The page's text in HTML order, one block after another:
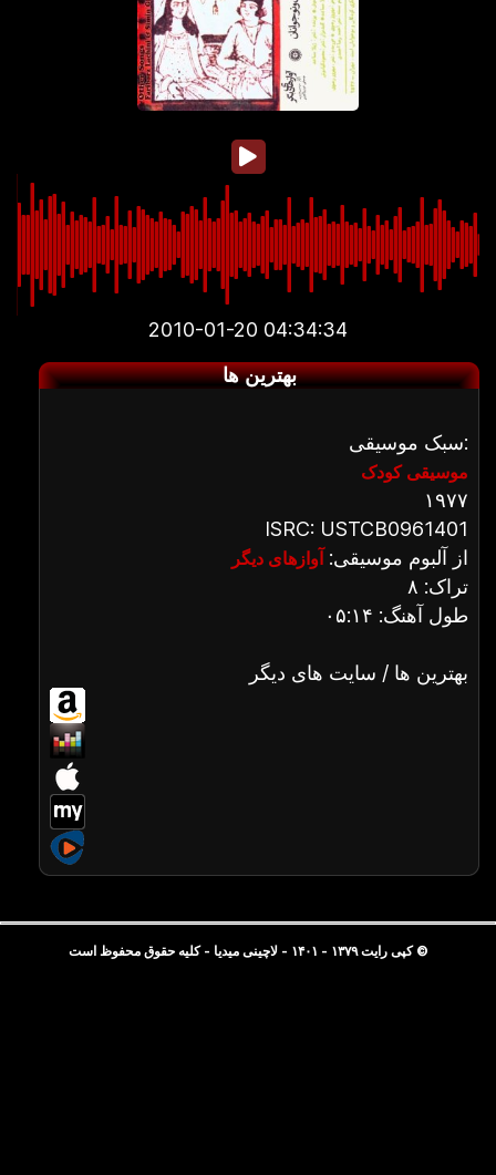
2010-01-20 04:34:34
بهترین ها
سبک موسیقی:
موسیقی کودک
۱۹۷۷
ISRC: USTCB0961401
از آلبوم موسیقی: آوازهای دیگر
تراک: ۸
طول آهنگ: ۰۵:۱۴
بهترین ها / سایت های دیگر
© کپی رایت ۱۳۷۹ - ۱۴۰۱ - لاچینی میدیا - کلیه حقوق محفوظ است